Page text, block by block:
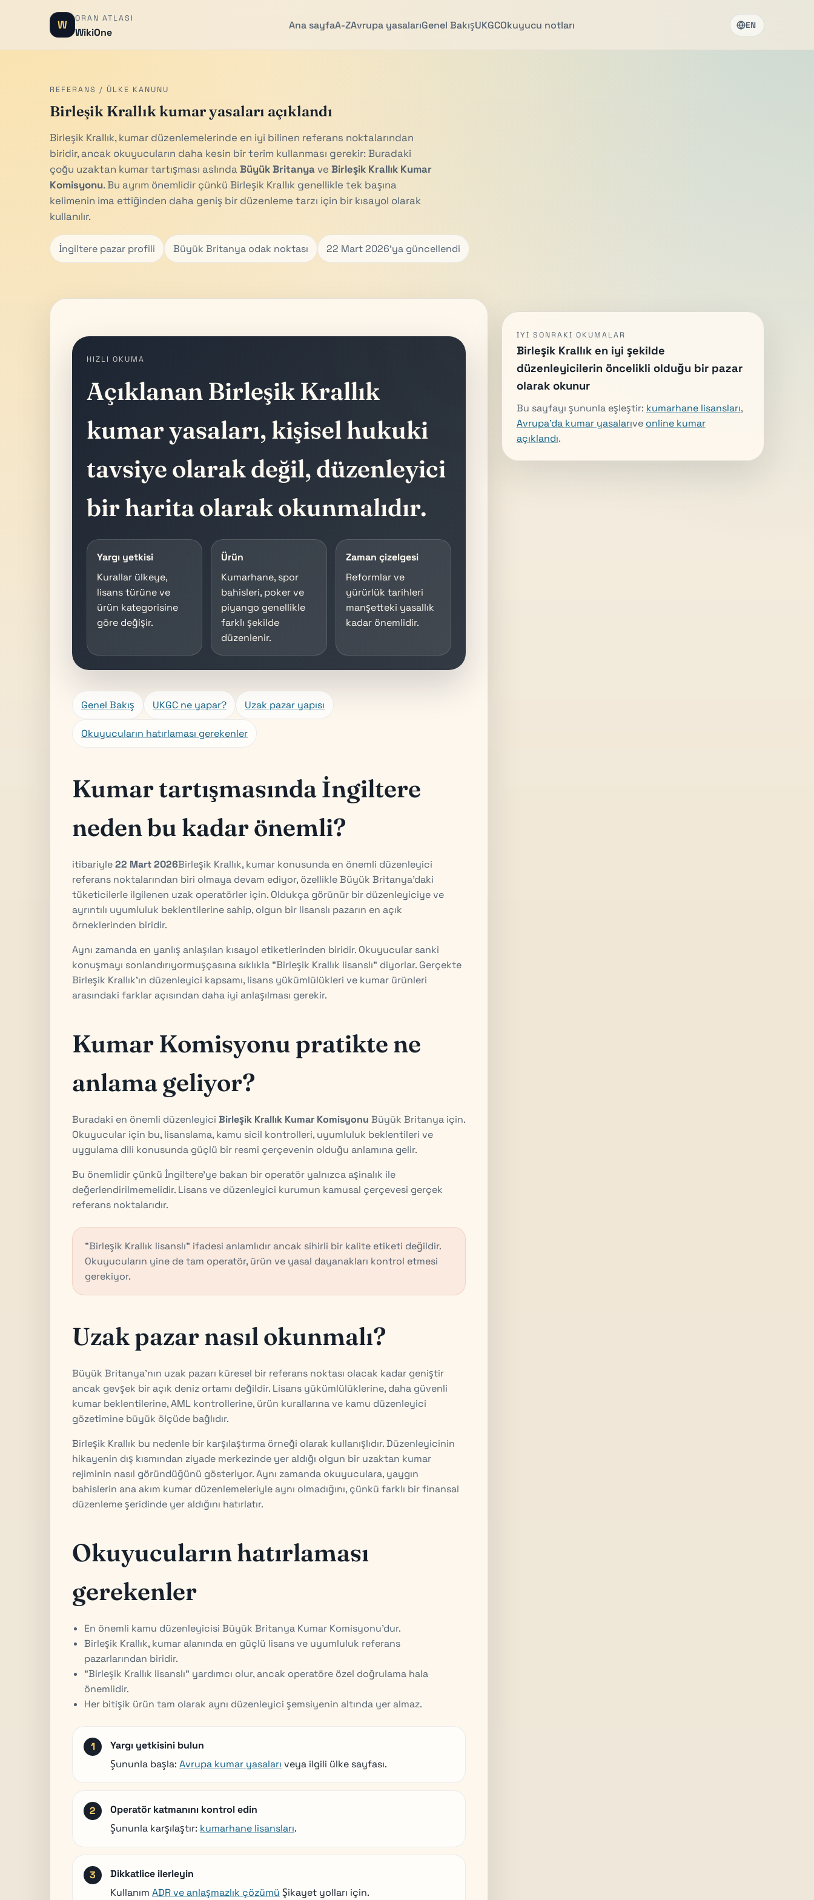
W ORAN ATLASI
WikiOne
Ana sayfaA-ZAvrupa yasalarıGenel BakışUKGCOkuyucu notları EN
REFERANS / ÜLKE KANUNU
Birleşik Krallık kumar yasaları açıklandı
Birleşik Krallık, kumar düzenlemelerinde en iyi bilinen referans noktalarından
biridir, ancak okuyucuların daha kesin bir terim kullanması gerekir: Buradaki
çoğu uzaktan kumar tartışması aslındaBüyük Britanyave Birleşik Krallık Kumar
Komisyonu. Bu ayrım önemlidir çünkü Birleşik Krallık genellikle tek başına
kelimenin ima ettiğinden daha geniş bir düzenleme tarzı için bir kısayol olarak
kullanılır.
İngiltere pazar profili Büyük Britanya odak noktası 22 Mart 2026'ya güncellendi
HIZLI OKUMA
Açıklanan Birleşik Krallık
kumar yasaları, kişisel hukuki
tavsiye olarak değil, düzenleyici
bir harita olarak okunmalıdır.
Yargı yetkisi
Kurallar ülkeye,
lisans türüne ve
ürün kategorisine
göre değişir.
Ürün
Kumarhane, spor
bahisleri, poker ve
piyango genellikle
farklı şekilde
düzenlenir.
Zaman çizelgesi
Reformlar ve
yürürlük tarihleri
manşetteki yasallık
kadar önemlidir.
Genel Bakış UKGC ne yapar? Uzak pazar yapısı
Okuyucuların hatırlaması gerekenler
Kumar tartışmasında İngiltere
neden bu kadar önemli?
itibariyle22 Mart 2026Birleşik Krallık, kumar konusunda en önemli düzenleyici
referans noktalarından biri olmaya devam ediyor, özellikle Büyük Britanya'daki
tüketicilerle ilgilenen uzak operatörler için. Oldukça görünür bir düzenleyiciye ve
ayrıntılı uyumluluk beklentilerine sahip, olgun bir lisanslı pazarın en açık
örneklerinden biridir.
Aynı zamanda en yanlış anlaşılan kısayol etiketlerinden biridir. Okuyucular sanki
konuşmayı sonlandırıyormuşçasına sıklıkla "Birleşik Krallık lisanslı" diyorlar. Gerçekte
Birleşik Krallık'ın düzenleyici kapsamı, lisans yükümlülükleri ve kumar ürünleri
arasındaki farklar açısından daha iyi anlaşılması gerekir.
Kumar Komisyonu pratikte ne
anlama geliyor?
Buradaki en önemli düzenleyici Birleşik Krallık Kumar Komisyonu Büyük Britanya için.
Okuyucular için bu, lisanslama, kamu sicil kontrolleri, uyumluluk beklentileri ve
uygulama dili konusunda güçlü bir resmi çerçevenin olduğu anlamına gelir.
Bu önemlidir çünkü İngiltere'ye bakan bir operatör yalnızca aşinalık ile
değerlendirilmemelidir. Lisans ve düzenleyici kurumun kamusal çerçevesi gerçek
referans noktalarıdır.
"Birleşik Krallık lisanslı" ifadesi anlamlıdır ancak sihirli bir kalite etiketi değildir.
Okuyucuların yine de tam operatör, ürün ve yasal dayanakları kontrol etmesi
gerekiyor.
Uzak pazar nasıl okunmalı?
Büyük Britanya'nın uzak pazarı küresel bir referans noktası olacak kadar geniştir
ancak gevşek bir açık deniz ortamı değildir. Lisans yükümlülüklerine, daha güvenli
kumar beklentilerine, AML kontrollerine, ürün kurallarına ve kamu düzenleyici
gözetimine büyük ölçüde bağlıdır.
Birleşik Krallık bu nedenle bir karşılaştırma örneği olarak kullanışlıdır. Düzenleyicinin
hikayenin dış kısmından ziyade merkezinde yer aldığı olgun bir uzaktan kumar
rejiminin nasıl göründüğünü gösteriyor. Aynı zamanda okuyuculara, yaygın
bahislerin ana akım kumar düzenlemeleriyle aynı olmadığını, çünkü farklı bir finansal
düzenleme şeridinde yer aldığını hatırlatır.
Okuyucuların hatırlaması
gerekenler
En önemli kamu düzenleyicisi Büyük Britanya Kumar Komisyonu'dur.
Birleşik Krallık, kumar alanında en güçlü lisans ve uyumluluk referans
pazarlarından biridir.
"Birleşik Krallık lisanslı" yardımcı olur, ancak operatöre özel doğrulama hala
önemlidir.
Her bitişik ürün tam olarak aynı düzenleyici şemsiyenin altında yer almaz.
Yargı yetkisini bulun
Şununla başla: Avrupa kumar yasaları veya ilgili ülke sayfası.
Operatör katmanını kontrol edin
Şununla karşılaştır: kumarhane lisansları.
Dikkatlice ilerleyin
Kullanım ADR ve anlaşmazlık çözümü Şikayet yolları için.
İYI SONRAKI OKUMALAR
Birleşik Krallık en iyi şekilde
düzenleyicilerin öncelikli olduğu bir pazar
olarak okunur
Bu sayfayı şununla eşleştir: kumarhane lisansları,
Avrupa'da kumar yasalarıve online kumar
açıklandı.